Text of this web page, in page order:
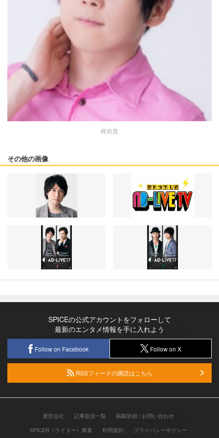
梶裕貴
その他の画像
SPICEの公式アカウントをフォローして
最新のエンタメ情報を手に入れよう
Follow on Facebook Follow on X
RSSフィードの購読はこちら
運営会社 記事提供一覧
掲載依頼 / お問い合わせ
SPICER（ライター）募集
利用規約 プライバシーポリシー